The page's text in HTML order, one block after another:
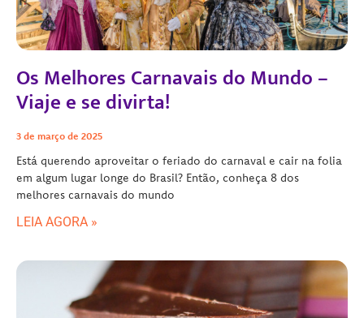
Os Melhores Carnavais do Mundo –
Viaje e se divirta!
3 de março de 2025
Está querendo aproveitar o feriado do carnaval e cair na folia
em algum lugar longe do Brasil? Então, conheça 8 dos
melhores carnavais do mundo
LEIA AGORA »